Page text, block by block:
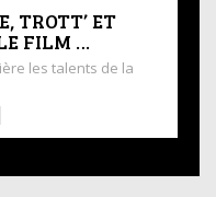
TROTT’ ET
FILM …
les talents de la